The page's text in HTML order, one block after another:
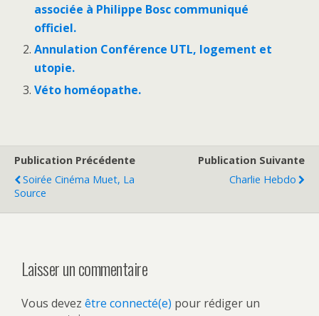
associée à Philippe Bosc communiqué
officiel.
Annulation Conférence UTL, logement et
utopie.
Véto homéopathe.
Publication Précédente
Soirée Cinéma Muet, La
Source
Publication Suivante
Charlie Hebdo
Laisser un commentaire
Vous devez être connecté(e) pour rédiger un